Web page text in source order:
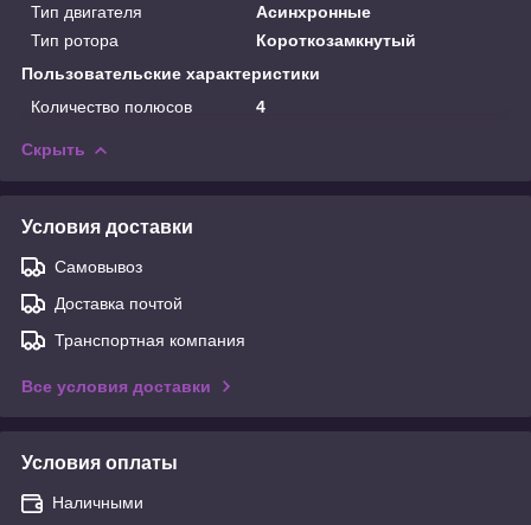
Тип двигателя
Асинхронные
Тип ротора
Короткозамкнутый
Пользовательские характеристики
Количество полюсов
4
Скрыть
Условия доставки
Самовывоз
Доставка почтой
Транспортная компания
Все условия доставки
Условия оплаты
Наличными